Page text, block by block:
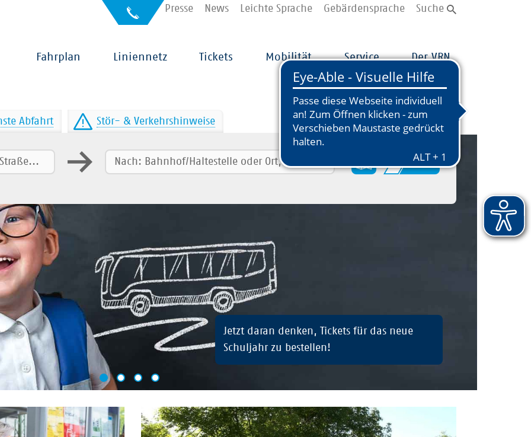
Auskunft
für
Kontakt Presse News Leichte Sprache Gebärdensprache Suche
Hauptnavigation
Fahrplan Liniennetz Tickets Mobilität Service Der VRN
Abfahrt Stör- & Verkehrshinweise
Suche
Jetzt daran denken, Tickets für das neue
Schuljahr zu bestellen!